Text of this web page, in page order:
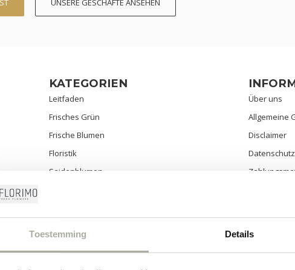
Toestemming Details
KATEGORIEN
Leitfaden
Frisches Grün
Frische Blumen
Floristik
Seidenblumen
Über uns
Allgemeine
Disclaimer